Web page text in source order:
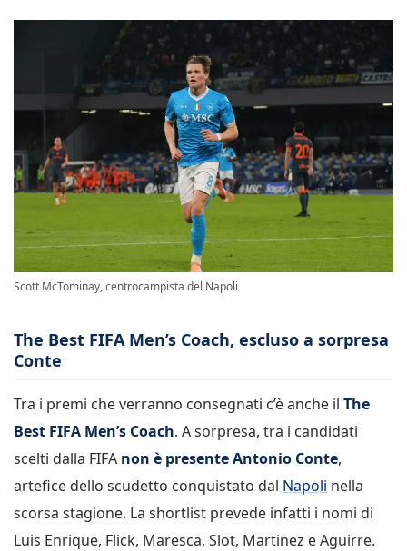
Scott McTominay, centrocampista del Napoli
The Best FIFA Men’s Coach, escluso a sorpresa
Conte
Tra i premi che verranno consegnati c’è anche il The
Best FIFA Men’s Coach. A sorpresa, tra i candidati
scelti dalla FIFA non è presente Antonio Conte,
artefice dello scudetto conquistato dal Napoli nella
scorsa stagione. La shortlist prevede infatti i nomi di
Luis Enrique, Flick, Maresca, Slot, Martinez e Aguirre.